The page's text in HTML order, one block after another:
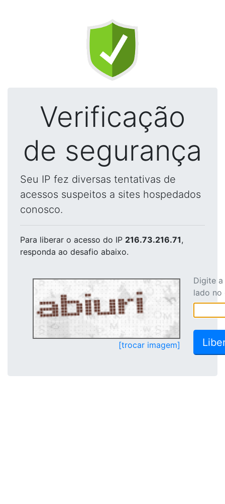
Verificação
de segurança
Seu IP fez diversas tentativas de
acessos suspeitos a sites hospedados
conosco.
Para liberar o acesso do IP 216.73.216.71,
responda ao desafio abaixo.
[trocar imagem]
Digite
lado no